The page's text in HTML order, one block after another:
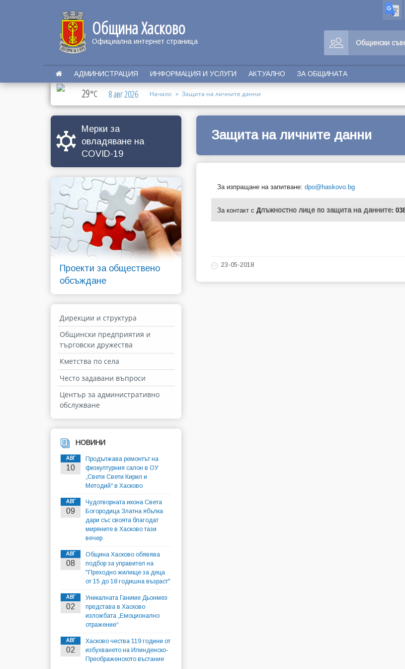
Община Хасково
Официална интернет страница Общински
АДМИНИСТРАЦИЯ ИНФОРМАЦИЯ И УСЛУГИ АКТУАЛНО ЗА ОБЩИНАТА
29°C 8 авг 2026 Начало Защита на личните данни
Защита на личните данни
За изпращане на запитване: dpo@haskovo.bg
За контакт с Длъжностно лице по защита на данните:
23-05-2018
Мерки за
овладяване на
COVID-19
Проекти за обществено
обсъждане
Дирекции и структура
Общински предприятия и
търговски дружества
Кметства по села
Често задавани въпроси
Център за административно
обслужване
НОВИНИ
АВГ
10
Продължава ремонтът на
физкултурния салон в ОУ
„Свети Свети Кирил и
Методий“ в Хасково
АВГ
09
Чудотворната икона Света
Богородица Златна ябълка
дари със своята благодат
миряните в Хасково тази
вечер
АВГ
08
Община Хасково обявява
подбор за управител на
"Преходно жилище за деца
от 15 до 18 годишна възраст"
АВГ
02
Уникалната Ганиме Дьонмез
представа в Хасково
изложбата „Емоционално
отражение“
АВГ
02
Хасково чества 119 години от
избухването на Илинденско-
Преображенското въстание